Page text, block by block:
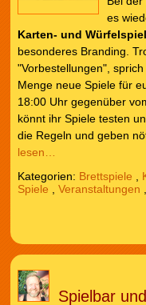
es
Karten- und
besonderes Branding.
"Vorbestellungen",
Menge neue Spiele für
18:00 Uhr gegenüber
könnt ihr Spiele testen
die Regeln und geben
lesen…
Kategorien: Brettspiele
Spiele
Veranstaltungen
Spielbar